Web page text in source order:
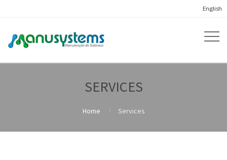
English
SERVICES
Home Services